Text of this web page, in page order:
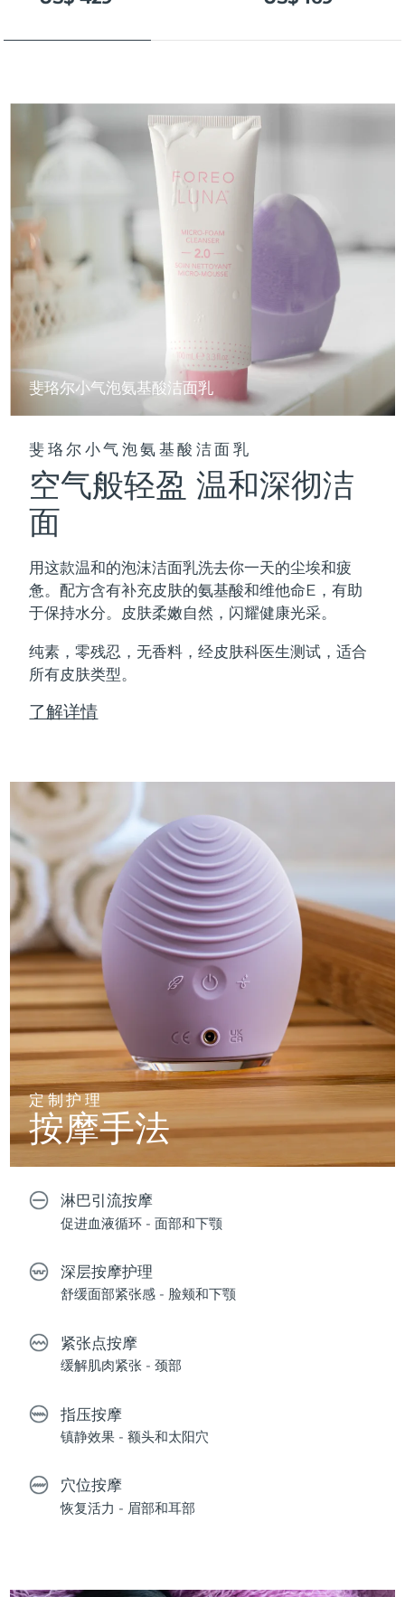
斐珞尔小气泡氨基酸洁面乳
斐珞尔小气泡氨基酸洁面乳
空气般轻盈 温和深彻洁
面
用这款温和的泡沫洁面乳洗去你一天的尘埃和疲
惫。配方含有补充皮肤的氨基酸和维他命E，有助
于保持水分。皮肤柔嫩自然，闪耀健康光采。
纯素，零残忍，无香料，经皮肤科医生测试，适合
所有皮肤类型。
了解详情
定制护理
按摩手法
淋巴引流按摩
促进血液循环 - 面部和下颚
深层按摩护理
舒缓面部紧张感 - 脸颊和下颚
紧张点按摩
缓解肌肉紧张 - 颈部
指压按摩
镇静效果 - 额头和太阳穴
穴位按摩
恢复活力 - 眉部和耳部